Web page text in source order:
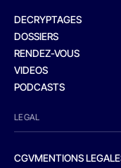
DECRYPTAGES
DOSSIERS
RENDEZ-VOUS
VIDEOS
PODCASTS
LEGAL
CGVMENTIONS